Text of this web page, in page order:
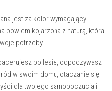
jest za kolor wymagający‍
‌bowiem kojarzona z naturą, która
potrzeby.
po lesie, odpoczywasz
w swoim domu, otaczanie się
⁢dla twojego samopoczucia i‌